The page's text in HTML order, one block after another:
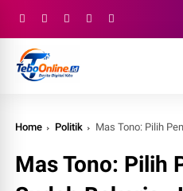
Home Politik Mas Tono: Pilih Pemimpin
Mas Tono: Pilih